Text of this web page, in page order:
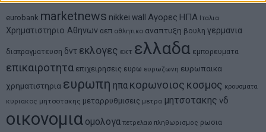
eurobank marketnews nikkei wall Αγορες ΗΠΑ Ιταλια
Χρηματιστηριο Αθηνων αεπ αθλητικα αναπτυξη βουλη γερμανια
διαπραγματευση δντ εκλογες εκτ ελλαδα εμπορευματα
επικαιροτητα επιχειρησεις ευρω ευρωζωνη ευρωπαικα
χρηματιστηρια ευρωπη ηπα κορωνοιος κοσμος κρουσματα
κυριακος μητσοτακης μεταρρυθμισεις μετρα μητσοτακης νδ
οικονομια ομολογα πετρελαιο πληθωρισμος ρωσια